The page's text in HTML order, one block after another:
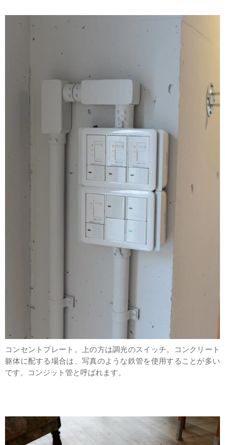
コンセントプレート。上の方は調光のスイッチ。コンクリート
躯体に配する場合は、写真のような鉄管を使用することが多い
です。コンジット管と呼ばれます。